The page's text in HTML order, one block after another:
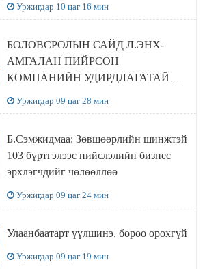
Уржигдар 10 цаг 16 мин
БОЛОВСРОЛЫН САЙД Л.ЭНХ-
АМГАЛАН ПИЙРСОН
КОМПАНИЙН УДИРДЛАГАТАЙ
Уржигдар 09 цаг 28 мин
Б.Сэмжидмаа: Зөвшөөрлийн шинжтэй
103 бүртгэлээс нийслэлийн бизнес
эрхлэгчдийг чөлөөллөө
Уржигдар 09 цаг 24 мин
Улаанбаатарт үүлшинэ, бороо орохгүй
Уржигдар 09 цаг 19 мин